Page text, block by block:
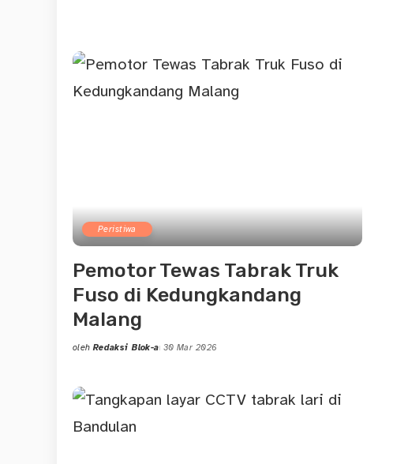
Peristiwa
Pemotor Tewas Tabrak Truk
Fuso di Kedungkandang
Malang
Posted
oleh Redaksi Blok-a 30 Mar 2026